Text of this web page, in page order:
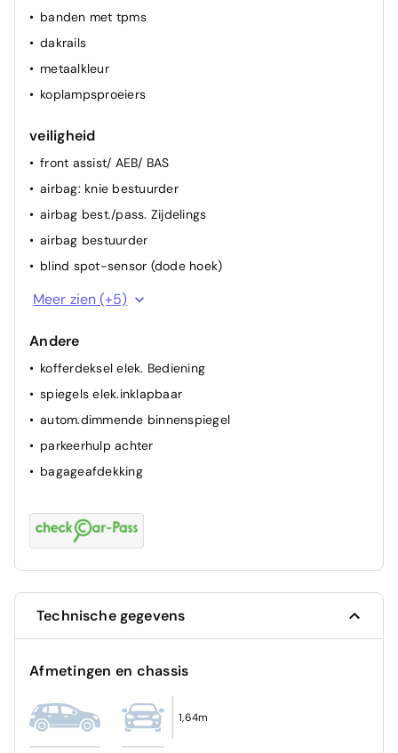
banden met tpms
dakrails
metaalkleur
koplampsproeiers
veiligheid
front assist/ AEB/ BAS
airbag: knie bestuurder
airbag best./pass. Zijdelings
airbag bestuurder
blind spot-sensor (dode hoek)
parkeerhulp voor
ESP
airbag passagier
ABS
Meer zien (+5)
Andere
kofferdeksel elek. Bediening
spiegels elek.inklapbaar
autom.dimmende binnenspiegel
parkeerhulp achter
bagageafdekking
Technische gegevens
Afmetingen en chassis
1,64m